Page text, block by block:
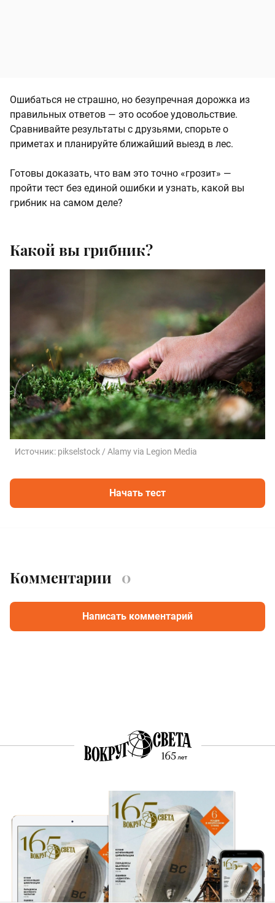
Ошибаться не страшно, но безупречная дорожка из
правильных ответов — это особое удовольствие.
Сравнивайте результаты с друзьями, спорьте о
приметах и планируйте ближайший выезд в лес.
Готовы доказать, что вам это точно «грозит» —
пройти тест без единой ошибки и узнать, какой вы
грибник на самом деле?
Какой вы грибник?
Источник: pikselstock / Alamy via Legion Media
Начать тест
Комментарии 0
Написать комментарий